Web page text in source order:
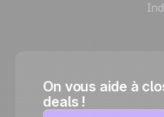
On vous aide à
deals !